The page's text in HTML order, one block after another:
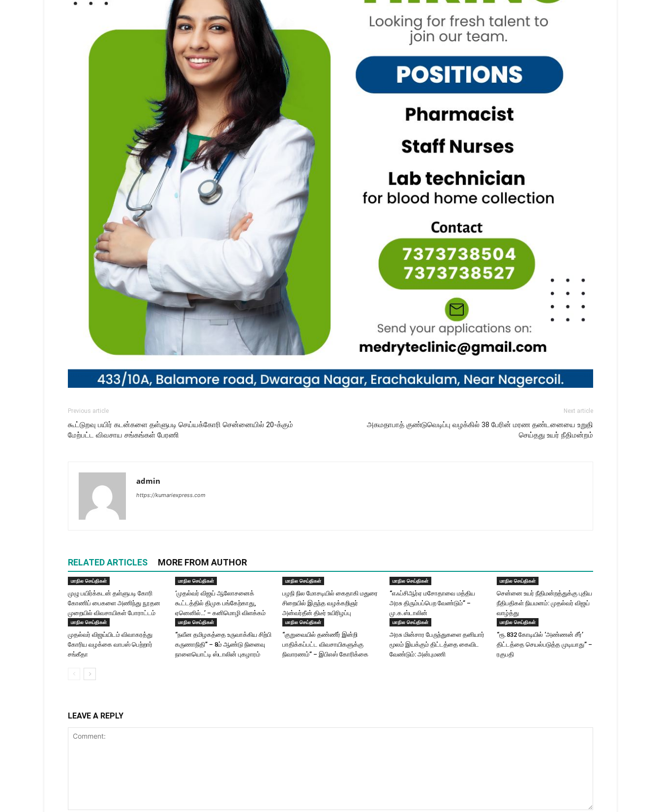
Previous article
கூட்டுறவு பயிர் கடன்களை தள்ளுபடி செய்யக்கோரி சென்னையில் 20-க்கும்
மேற்பட்ட விவசாய சங்கங்கள் பேரணி
Next article
அகமதாபாத் குண்டுவெடிப்பு வழக்கில் 38 பேரின் மரண தண்டனையை உறுதி
செய்தது உயர் நீதிமன்றம்
admin
https://kumariexpress.com
RELATED ARTICLES MORE FROM AUTHOR
மாநில செய்திகள்
முழு பயிர்க்கடன் தள்ளுபடி கோரி
கோணிப் பைகளை அணிந்து நூதன
முறையில் விவசாயிகள் போராட்டம்
மாநில செய்திகள்
‘முதல்வர் விஜய் ஆலோசனைக்
கூட்டத்தில் திமுக பங்கேற்காது,
ஏனெனில்…’ – கனிமொழி விளக்கம்
மாநில செய்திகள்
பழநி நில மோசடியில் கைதாகி மதுரை
சிறையில் இருந்த வழக்கறிஞர்
அன்வர்தீன் திடீர் உயிரிழப்பு
மாநில செய்திகள்
“எஃப்சிஆர்ஏ மசோதாவை மத்திய
அரசு திரும்பப்பெற வேண்டும்” –
மு.க.ஸ்டாலின்
மாநில செய்திகள்
சென்னை உயர் நீதிமன்றத்துக்கு புதிய
நீதிபதிகள் நியமனம்: முதல்வர் விஜய்
வாழ்த்து
மாநில செய்திகள்
முதல்வர் விஜய்யிடம் விவாகரத்து
கோரிய வழக்கை வாபஸ் பெற்றார்
சங்கீதா
மாநில செய்திகள்
“நவீன தமிழகத்தை உருவாக்கிய சிற்பி
கருணாநிதி” – 8ம் ஆண்டு நினைவு
நாளையொட்டி ஸ்டாலின் புகழாரம்
மாநில செய்திகள்
“குறுவையில் தண்ணீர் இன்றி
பாதிக்கப்பட்ட விவசாயிகளுக்கு
நிவாரணம்” – இபிஎஸ் கோரிக்கை
மாநில செய்திகள்
அரசு மின்சார பேருந்துகளை தனியார்
மூலம் இயக்கும் திட்டத்தை கைவிட
வேண்டும்: அன்புமணி
மாநில செய்திகள்
“ரூ.832 கோடியில் ‘அண்ணன் சீர்’
திட்டத்தை செயல்படுத்த முடியாது” –
ரகுபதி
LEAVE A REPLY